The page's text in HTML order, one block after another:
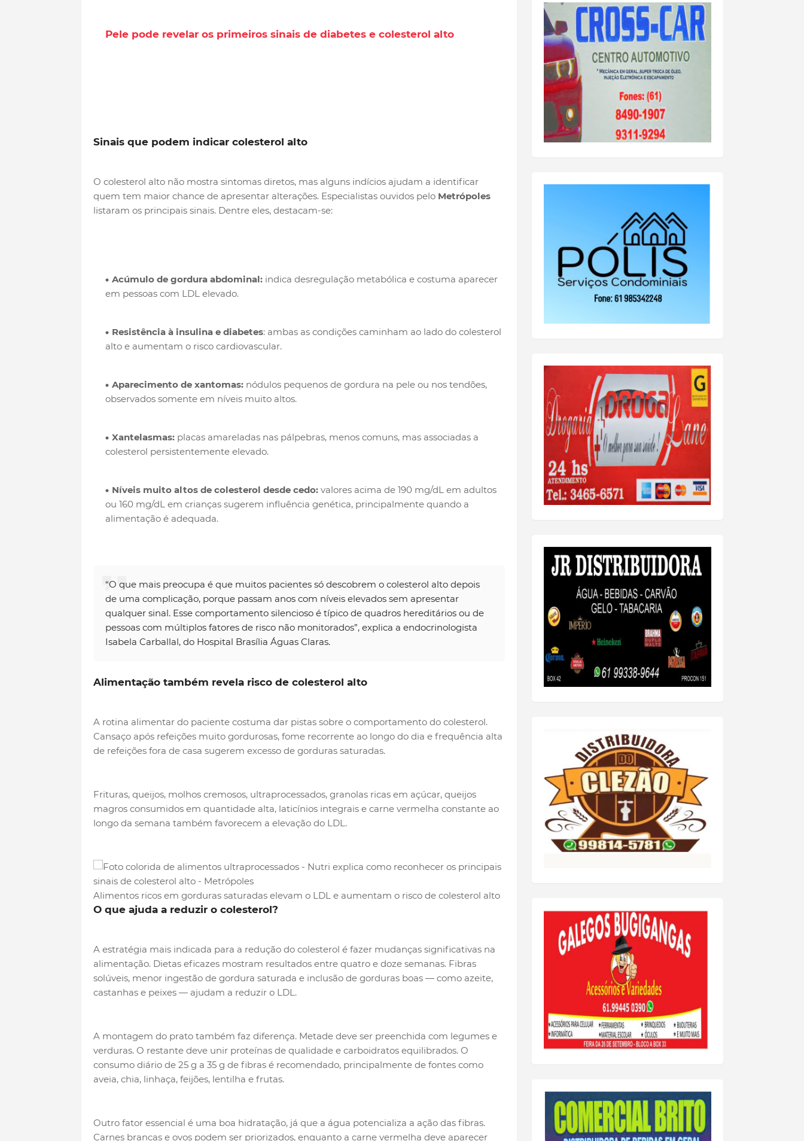
Pele pode revelar os primeiros sinais de diabetes e colesterol alto
Sinais que podem indicar colesterol alto
O colesterol alto não mostra sintomas diretos, mas alguns indícios ajudam a identificar
quem tem maior chance de apresentar alterações. Especialistas ouvidos pelo Metrópoles
listaram os principais sinais. Dentre eles, destacam-se:
Acúmulo de gordura abdominal:indica desregulação metabólica e costuma aparecer
em pessoas com LDL elevado.
Resistência à insulina e diabetes: ambas as condições caminham ao lado do colesterol
alto e aumentam o risco cardiovascular.
Aparecimento de xantomas:nódulos pequenos de gordura na pele ou nos tendões,
observados somente em níveis muito altos.
Xantelasmas:placas amareladas nas pálpebras, menos comuns, mas associadas a
colesterol persistentemente elevado.
Níveis muito altos de colesterol desde cedo:valores acima de 190 mg/dL em adultos
ou 160 mg/dL em crianças sugerem influência genética, principalmente quando a
alimentação é adequada.
“O que mais preocupa é que muitos pacientes só descobrem o colesterol alto depois
de uma complicação, porque passam anos com níveis elevados sem apresentar
qualquer sinal. Esse comportamento silencioso é típico de quadros hereditários ou de
pessoas com múltiplos fatores de risco não monitorados”, explica a endocrinologista
Isabela Carballal, do Hospital Brasília Águas Claras.
Alimentação também revela risco de colesterol alto
A rotina alimentar do paciente costuma dar pistas sobre o comportamento do colesterol.
Cansaço após refeições muito gordurosas, fome recorrente ao longo do dia e frequência alta
de refeições fora de casa sugerem excesso de gorduras saturadas.
Frituras, queijos, molhos cremosos, ultraprocessados, granolas ricas em açúcar, queijos
magros consumidos em quantidade alta, laticínios integrais e carne vermelha constante ao
longo da semana também favorecem a elevação do LDL.
Alimentos ricos em gorduras saturadas elevam o LDL e aumentam o risco de colesterol alto
O que ajuda a reduzir o colesterol?
A estratégia mais indicada para a redução do colesterol é fazer mudanças significativas na
alimentação. Dietas eficazes mostram resultados entre quatro e doze semanas. Fibras
solúveis, menor ingestão de gordura saturada e inclusão de gorduras boas — como azeite,
castanhas e peixes — ajudam a reduzir o LDL.
A montagem do prato também faz diferença. Metade deve ser preenchida com legumes e
verduras. O restante deve unir proteínas de qualidade e carboidratos equilibrados. O
consumo diário de 25 g a 35 g de fibras é recomendado, principalmente de fontes como
aveia, chia, linhaça, feijões, lentilha e frutas.
Outro fator essencial é uma boa hidratação, já que a água potencializa a ação das fibras.
Carnes brancas e ovos podem ser priorizados, enquanto a carne vermelha deve aparecer